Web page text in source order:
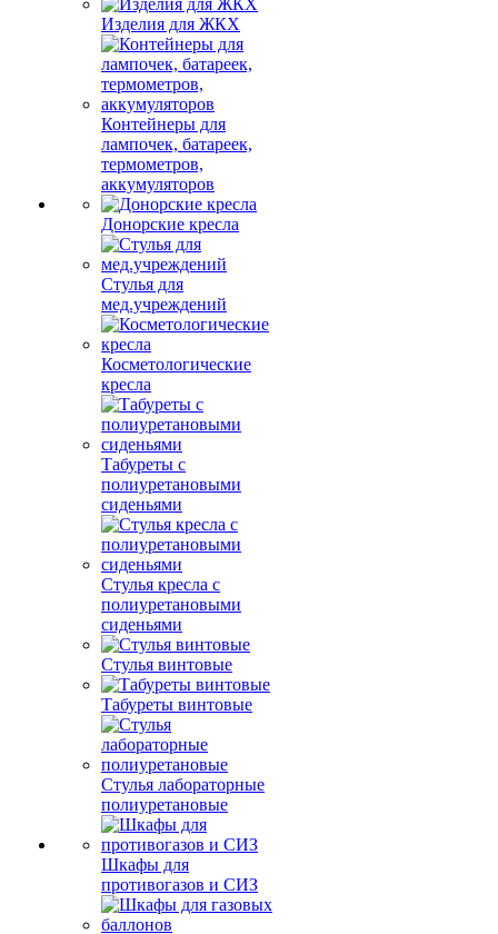
Изделия для ЖКХ
Контейнеры для
лампочек, батареек,
термометров,
аккумуляторов
Донорские кресла
Стулья для
мед.учреждений
Косметологические
кресла
Табуреты с
полиуретановыми
сиденьями
Стулья кресла с
полиуретановыми
сиденьями
Стулья винтовые
Табуреты винтовые
Стулья лабораторные
полиуретановые
Шкафы для
противогазов и СИЗ